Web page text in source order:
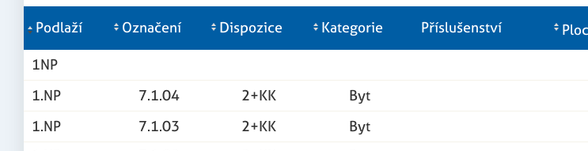
Podlaží Označení Dispozice Kategorie Příslušenství
1NP
1.NP
7.1.04 2+KK Byt
1.NP
7.1.03 2+KK Byt